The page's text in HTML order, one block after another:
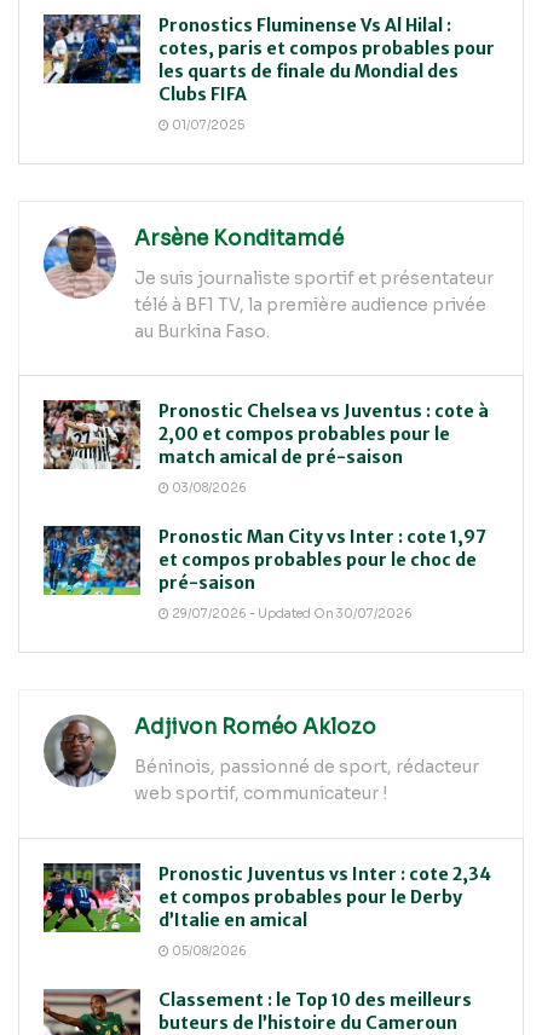
Pronostics Fluminense Vs Al Hilal :
cotes, paris et compos probables pour
les quarts de finale du Mondial des
Clubs FIFA
01/07/2025
Arsène Konditamdé
Je suis journaliste sportif et présentateur
télé à BF1 TV, la première audience privée
au Burkina Faso.
Pronostic Chelsea vs Juventus : cote à
2,00 et compos probables pour le
match amical de pré-saison
03/08/2026
Pronostic Man City vs Inter : cote 1,97
et compos probables pour le choc de
pré-saison
29/07/2026 - Updated On 30/07/2026
Adjivon Roméo Aklozo
Béninois, passionné de sport, rédacteur
web sportif, communicateur !
Pronostic Juventus vs Inter : cote 2,34
et compos probables pour le Derby
d’Italie en amical
05/08/2026
Classement : le Top 10 des meilleurs
buteurs de l’histoire du Cameroun